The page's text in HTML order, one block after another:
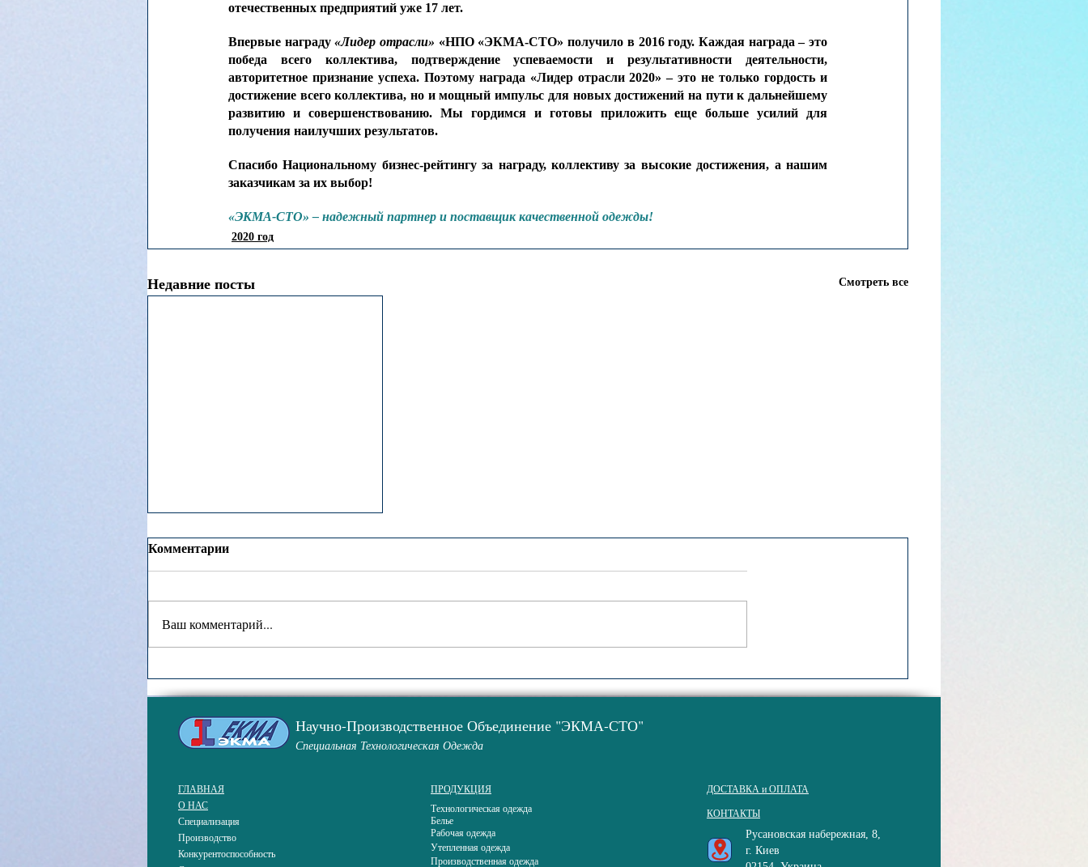
отечественных предприятий уже 17 лет.
Впервые награду «Лидер отрасли» «НПО «ЭКМА-СТО» получило в 2016 году. Каждая награда – это
победа всего коллектива, подтверждение успеваемости и результативности деятельности,
авторитетное признание успеха. Поэтому награда «Лидер отрасли 2020» – это не только гордость и
достижение всего коллектива, но и мощный импульс для новых достижений на пути к дальнейшему
развитию и совершенствованию. Мы гордимся и готовы приложить еще больше усилий для
получения наилучших результатов.
Спасибо Национальному бизнес-рейтингу за награду, коллективу за высокие достижения, а нашим
заказчикам за их выбор!
«ЭКМА-СТО» – надежный партнер и поставщик качественной одежды!
2020 год
Недавние посты Смотреть все
Комментарии
Ваш комментарий...
Научно-Производственное Объединение "ЭКМА-СТО"
Специальная Технологическая Одежда
ГЛАВНАЯ
О НАС
Специализация
Производство
Конкурентоспособность
ПРОДУКЦИЯ
Технологическая одежда
Белье
Рабочая одежда
Утепленная одежда
Производственная одежда
ДОСТАВКА и ОПЛАТА
КОНТАКТЫ
Русановская набережная, 8,
г. Киев